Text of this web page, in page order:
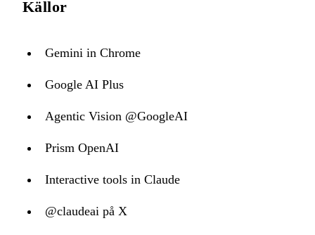
Källor
Gemini in Chrome
Google AI Plus
Agentic Vision @GoogleAI
Prism OpenAI
Interactive tools in Claude
@claudeai på X